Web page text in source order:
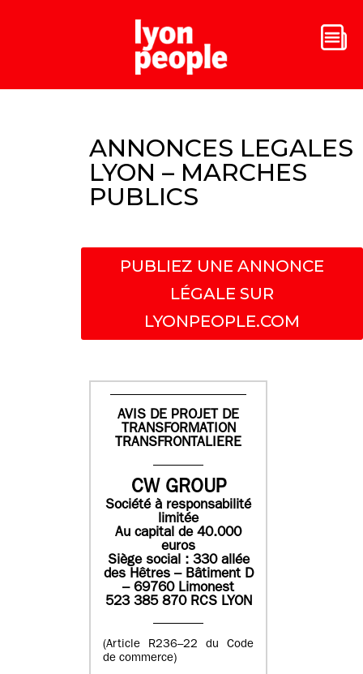
ANNONCES LEGALES
LYON – MARCHES
PUBLICS
PUBLIEZ UNE ANNONCE
LÉGALE SUR
LYONPEOPLE.COM
AVIS DE PROJET DE
TRANSFORMATION
TRANSFRONTALIERE
CW GROUP
Société à responsabilité
limitée
Au capital de 40.000
euros
Siège social : 330 allée
des Hêtres – Bâtiment D
– 69760 Limonest
523 385 870 RCS LYON
(Article R236–22 du Code
de commerce)